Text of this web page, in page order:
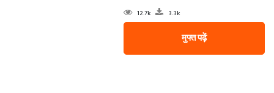
12.7k 3.3k
मुफ्त पढ़ें